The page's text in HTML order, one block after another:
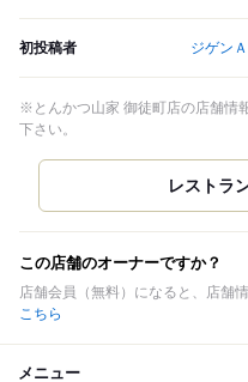
初投稿者 ジゲン
※とんかつ山家 御徒町店の店舗情
下さい。
この店舗のオーナーですか？
店舗会員（無料）になると、店舗
こちら
メニュー